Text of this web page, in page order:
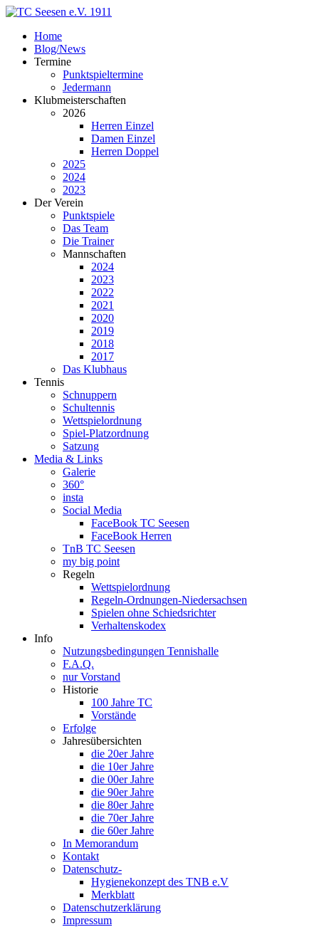
Home
Blog/News
Termine
Punktspieltermine
Jedermann
Klubmeisterschaften
2026
Herren Einzel
Damen Einzel
Herren Doppel
2025
2024
2023
Der Verein
Punktspiele
Das Team
Die Trainer
Mannschaften
2024
2023
2022
2021
2020
2019
2018
2017
Das Klubhaus
Tennis
Schnuppern
Schultennis
Wettspielordnung
Spiel-Platzordnung
Satzung
Media & Links
Galerie
360°
insta
Social Media
FaceBook TC Seesen
FaceBook Herren
TnB TC Seesen
my big point
Regeln
Wettspielordnung
Regeln-Ordnungen-Niedersachsen
Spielen ohne Schiedsrichter
Verhaltenskodex
Info
Nutzungsbedingungen Tennishalle
F.A.Q.
nur Vorstand
Historie
100 Jahre TC
Vorstände
Erfolge
Jahresübersichten
die 20er Jahre
die 10er Jahre
die 00er Jahre
die 90er Jahre
die 80er Jahre
die 70er Jahre
die 60er Jahre
In Memorandum
Kontakt
Datenschutz-
Hygienekonzept des TNB e.V
Merkblatt
Datenschutzerklärung
Impressum